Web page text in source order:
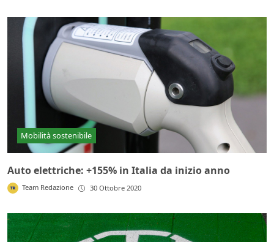
Mobilità sostenibile
Auto elettriche: +155% in Italia da inizio anno
Team Redazione 30 Ottobre 2020